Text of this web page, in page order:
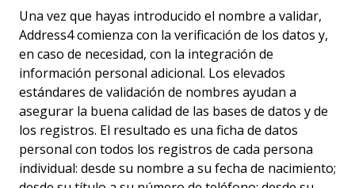
Una vez que hayas introducido el nombre a validar,
Address4 comienza con la verificación de los datos y,
en caso de necesidad, con la integración de
información personal adicional. Los elevados
estándares de validación de nombres ayudan a
asegurar la buena calidad de las bases de datos y de
los registros. El resultado es una ficha de datos
personal con todos los registros de cada persona
individual: desde su nombre a su fecha de nacimiento;